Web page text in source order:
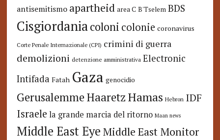
antisemitismo apartheid area C B'Tselem BDS
Cisgiordaniacoloni colonie coronavirus
Corte Penale Internazionale (CPI) crimini di guerra
demolizioni detenzione amministrativa Electronic
Intifada Fatah Gaza genocidio
GerusalemmeHaaretzHamas Hebron IDF
Israele la grande marcia del ritorno Maan news
Middle East Eye Middle East Monitor